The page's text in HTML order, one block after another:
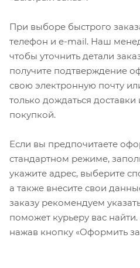
При выборе быстрого
телефон и e-mail. Наш
чтобы уточнить детали
получите подтверждение
свою электронную почту
только дождаться
покупкой.
Если вы предпочитаете
стандартном режиме,
укажите адрес, выберите
а также внесите свои
заказу рекомендуем
поможет курьеру вас
нажав кнопку «Оформить